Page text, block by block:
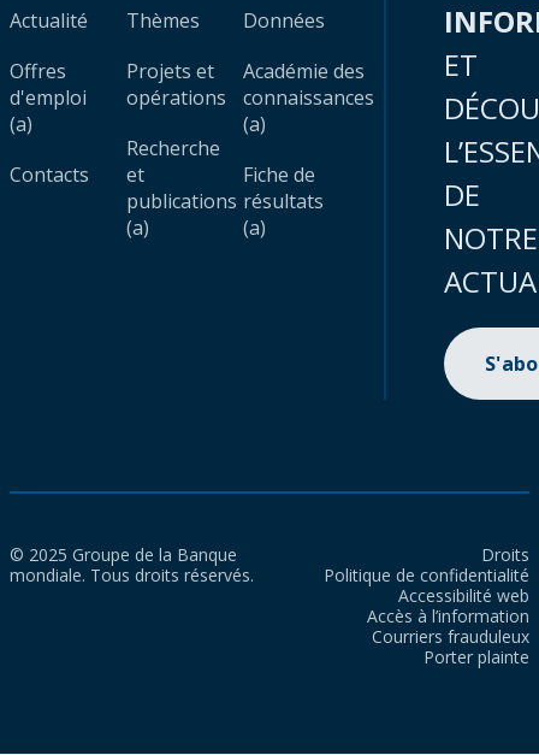
Actualité
Offres
d'emploi
(a)
Contacts
Thèmes
Projets et
opérations
Recherche
et
publications
(a)
Données
Académie des
connaissances
(a)
Fiche de
résultats
(a)
ET
DE
NOTRE
© 2025 Groupe de la Banque
mondiale. Tous droits réservés.
Droits
Politique de confidentialité
Accessibilité web
Accès à l’information
Courriers frauduleux
Porter plainte